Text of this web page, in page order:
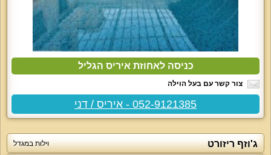
כניסה לאחוזת איריס הגליל
צור קשר עם בעל הוילה
052-9121385 - איריס / דני
ג'וזף ריזורט וילות במגדל